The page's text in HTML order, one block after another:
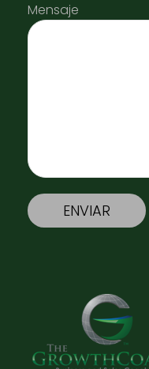
Mensaje